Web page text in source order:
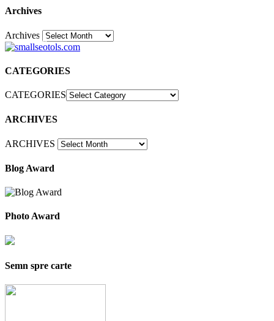
Archives
Archives30
CATEGORIES
CATEGORIES
ARCHIVES
ARCHIVES
Blog Award
Photo Award
Semn spre carte